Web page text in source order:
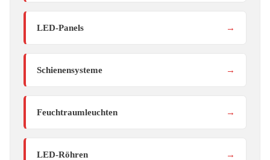
LED-Panels →
Schienensysteme →
Feuchtraumleuchten →
LED-Röhren →